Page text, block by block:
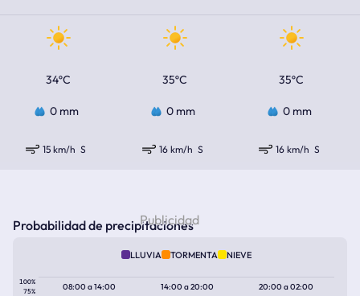
34ºC 35ºC 35ºC
0 mm 0 mm 0 mm
15 km/h S 16 km/h S 16 km/h S
Probabilidad de precipitaciones
LLUVIA TORMENTA NIEVE
100%
75%
08:00a14:00 14:00a20:00 20:00a02:00